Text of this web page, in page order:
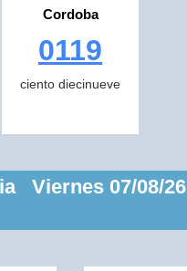
Cordoba
0119
ciento diecinueve
Viernes 07/08/26